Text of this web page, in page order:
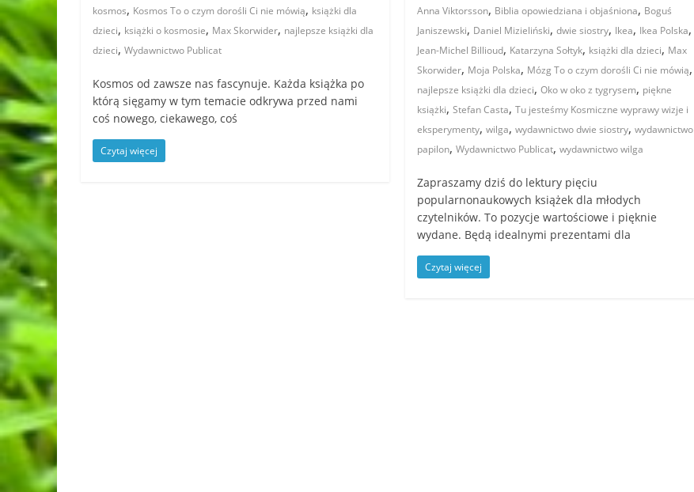
kosmos, Kosmos To o czym dorośli Ci nie mówią, książki dla
dzieci, książki o kosmosie, Max Skorwider, najlepsze książki dla
dzieci, Wydawnictwo Publicat
Kosmos od zawsze nas fascynuje. Każda książka po
którą sięgamy w tym temacie odkrywa przed nami
coś nowego, ciekawego, coś
Czytaj więcej
Anna Viktorsson, Biblia opowiedziana i objaśniona, Boguś
Janiszewski, Daniel Mizieliński,dwie siostry, Ikea, Ikea Polska,
Jean-Michel Billioud, Katarzyna Sołtyk, książki dla dzieci, Max
Skorwider, Moja Polska, Mózg To o czym dorośli Ci nie mówią,
najlepsze książki dla dzieci,Oko w oko z tygrysem, piękne
książki,Stefan Casta,Tu jesteśmy Kosmiczne wyprawy wizje i
eksperymenty,wilga,wydawnictwo dwie siostry,wydawnictwo
papilon,Wydawnictwo Publicat,wydawnictwo wilga
Zapraszamy dziś do lektury pięciu
popularnonaukowych książek dla młodych
czytelników. To pozycje wartościowe i pięknie
wydane. Będą idealnymi prezentami dla
Czytaj więcej